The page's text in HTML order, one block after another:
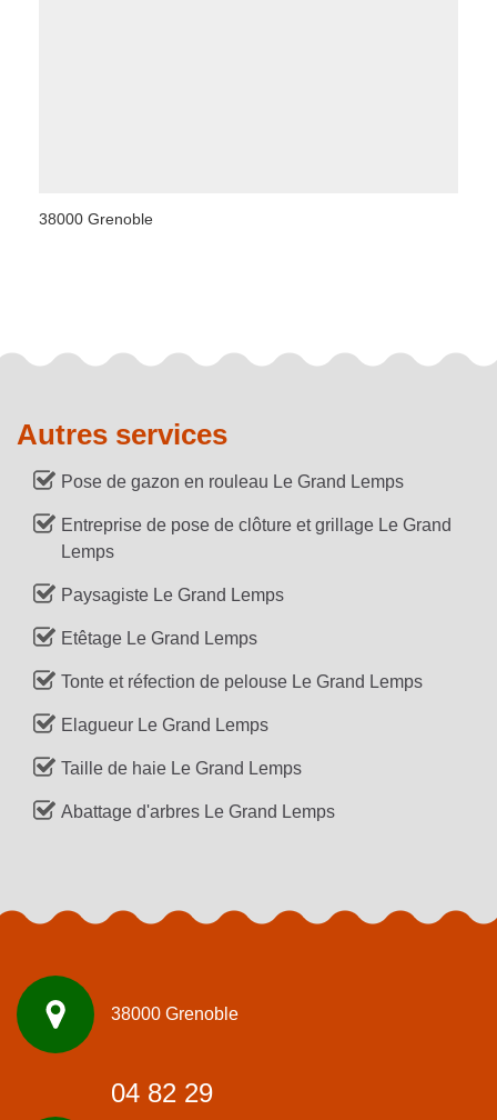
38000 Grenoble
Autres services
Pose de gazon en rouleau Le Grand Lemps
Entreprise de pose de clôture et grillage Le Grand
Lemps
Paysagiste Le Grand Lemps
Etêtage Le Grand Lemps
Tonte et réfection de pelouse Le Grand Lemps
Elagueur Le Grand Lemps
Taille de haie Le Grand Lemps
Abattage d'arbres Le Grand Lemps
38000 Grenoble
04 82 29